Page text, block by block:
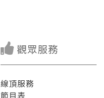
觀眾服務
線頂服務
節目表